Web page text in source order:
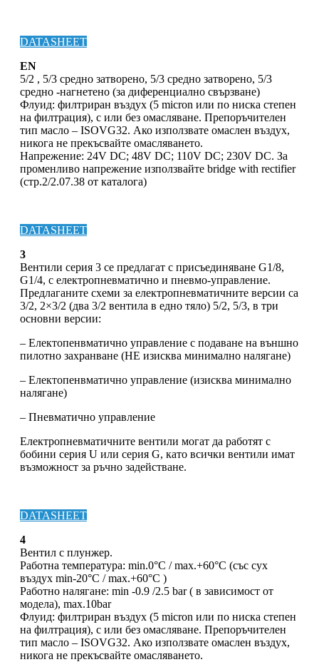
DATASHEET
EN
5/2 , 5/3 средно затворено, 5/3 средно затворено, 5/3
средно -нагнетено (за диференциално свързване)
Флуид: филтриран въздух (5 micron или по ниска степен
на филтрация), с или без омасляване. Препоръчителен
тип масло – ISOVG32. Ако използвате омаслен въздух,
никога не прекъсвайте омасляването.
Напрежение: 24V DC; 48V DC; 110V DC; 230V DC. За
променливо напрежение използвайте bridge with rectifier
(стр.2/2.07.38 от каталога)
DATASHEET
3
Вентили серия 3 се предлагат с присъединяване G1/8,
G1/4, с електропневматично и пневмо-управление.
Предлаганите схеми за електропневматичните версии са
3/2, 2×3/2 (два 3/2 вентила в едно тяло) 5/2, 5/3, в три
основни версии:
– Електопенвматично управление с подаване на външно
пилотно захранване (НЕ изисква минимално налягане)
– Електопенвматично управление (изисква минимално
налягане)
– Пневматично управление
Електропневматичните вентили могат да работят с
бобини серия U или серия G, като всички вентили имат
възможност за ръчно задействане.
DATASHEET
4
Вентил с плунжер.
Работна температура: min.0°C / max.+60°C (със сух
въздух min-20°C / max.+60°C )
Работно налягане: min -0.9 /2.5 bar ( в зависимост от
модела), max.10bar
Флуид: филтриран въздух (5 micron или по ниска степен
на филтрация), с или без омасляване. Препоръчителен
тип масло – ISOVG32. Ако използвате омаслен въздух,
никога не прекъсвайте омасляването.